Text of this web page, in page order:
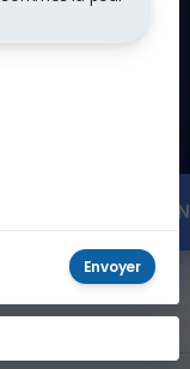
POSER UNE QUESTION
Envoyer